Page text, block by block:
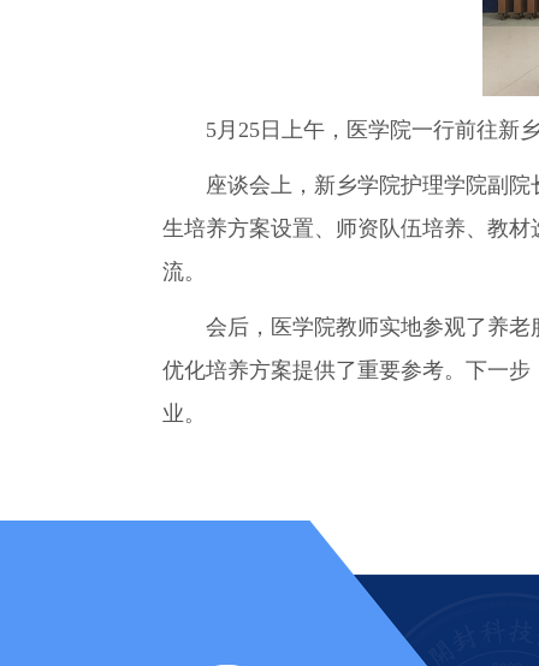
5月25日上午，医学院一行前往新乡
座谈会上，新乡学院护理学院副院
生培养方案设置、师资队伍培养、教
流。
会后，医学院教师实地参观了养老
优化培养方案提供了重要参考。下一
业。